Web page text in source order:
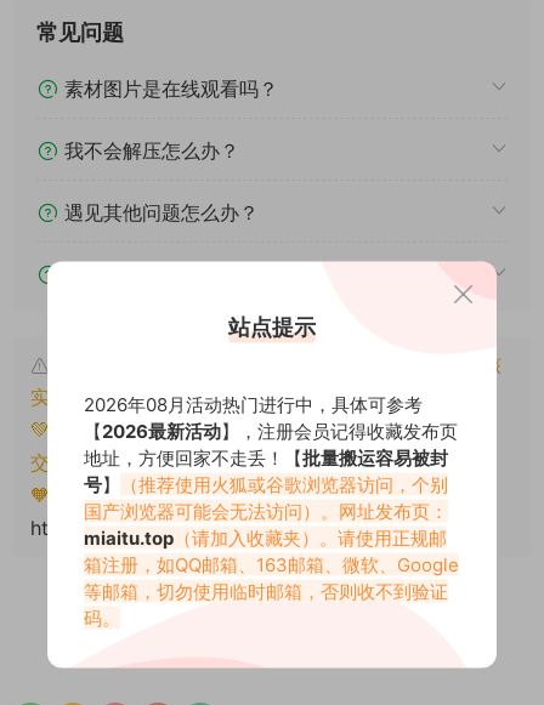
常见问题
素材图片是在线观看吗？
我不会解压怎么办？
遇见其他问题怎么办？
本文资源仅供个人参考学习，请勿批量搬运，一经核
实将封禁账号权限！
💚本文资源均来源网友分享，若侵犯了您的权益可以提
交工单处理。
🧡转载请注明出处！原文链接：
https://miaitu.cc/81186.html
站点提示
2026年08月活动热门进行中，具体可参考
【2026最新活动】，注册会员记得收藏发布页
地址，方便回家不走丢！【批量搬运容易被封
号】
（推荐使用火狐或谷歌浏览器访问，个别
国产浏览器可能会无法访问）。网址发布页：
miaitu.top （请加入收藏夹）。请使用正规邮
箱注册，如QQ邮箱、163邮箱、微软、Google
等邮箱，切勿使用临时邮箱，否则收不到验证
码。